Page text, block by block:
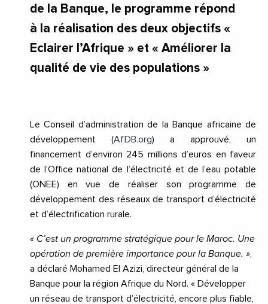
de la Banque, le programme répond
à la réalisation des deux objectifs «
Eclairer l’Afrique » et « Améliorer la
qualité de vie des populations »
Le Conseil d’administration de la Banque africaine de
développement (AfDB.org) a approuvé, un
financement d’environ 245 millions d’euros en faveur
de l’Office national de l’électricité et de l’eau potable
(ONEE) en vue de réaliser son programme de
développement des réseaux de transport d’électricité
et d’électrification rurale.
« C’est un programme stratégique pour le Maroc. Une
opération de première importance pour la Banque. »
a déclaré Mohamed El Azizi, directeur général de la
Banque pour la région Afrique du Nord. « Développer
un réseau de transport d’électricité, encore plus fiable,